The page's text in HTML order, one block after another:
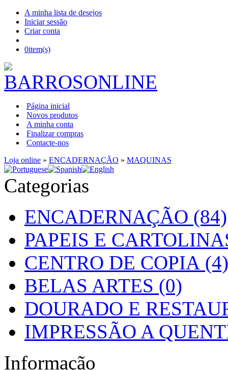
A minha lista de desejos
Iniciar sessão
Criar conta
0item(s)
Página inicial
Novos produtos
A minha conta
Finalizar compras
Contacte-nos
Loja online » ENCADERNAÇÃO » MAQUINAS
Categorias
ENCADERNAÇÃO (84)
PAPEIS E
CENTRO DE COPIA (4)
BELAS ARTES (0)
DOURADO E
IMPRESSÃO A
Informação